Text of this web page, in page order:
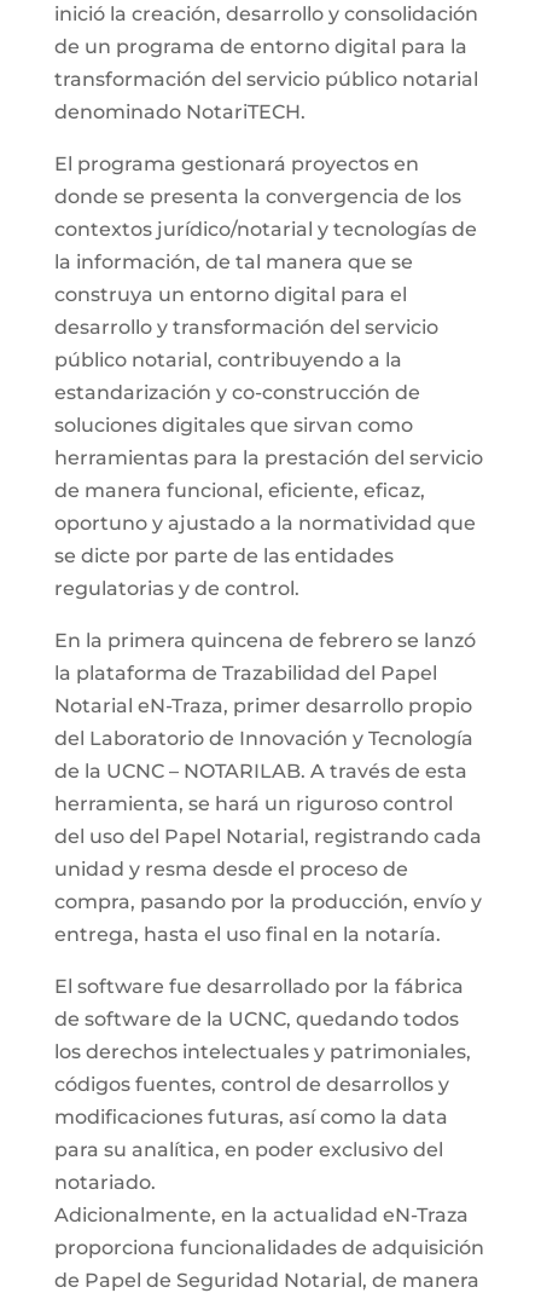
inició la creación, desarrollo y consolidación
de un programa de entorno digital para la
transformación del servicio público notarial
denominado NotariTECH.
El programa gestionará proyectos en
donde se presenta la convergencia de los
contextos jurídico/notarial y tecnologías de
la información, de tal manera que se
construya un entorno digital para el
desarrollo y transformación del servicio
público notarial, contribuyendo a la
estandarización y co-construcción de
soluciones digitales que sirvan como
herramientas para la prestación del servicio
de manera funcional, eficiente, eficaz,
oportuno y ajustado a la normatividad que
se dicte por parte de las entidades
regulatorias y de control.
En la primera quincena de febrero se lanzó
la plataforma de Trazabilidad del Papel
Notarial eN-Traza, primer desarrollo propio
del Laboratorio de Innovación y Tecnología
de la UCNC – NOTARILAB. A través de esta
herramienta, se hará un riguroso control
del uso del Papel Notarial, registrando cada
unidad y resma desde el proceso de
compra, pasando por la producción, envío y
entrega, hasta el uso final en la notaría.
El software fue desarrollado por la fábrica
de software de la UCNC, quedando todos
los derechos intelectuales y patrimoniales,
códigos fuentes, control de desarrollos y
modificaciones futuras, así como la data
para su analítica, en poder exclusivo del
notariado.
Adicionalmente, en la actualidad eN-Traza
proporciona funcionalidades de adquisición
de Papel de Seguridad Notarial, de manera